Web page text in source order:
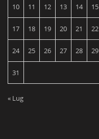
10 11 12 13 14 15
17 18 19 20 21 22
24 25 26 27 28 29
31
« Lug